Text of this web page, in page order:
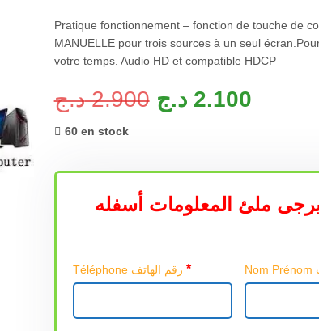
Pratique fonctionnement – fonction de touche de
MANUELLE pour trois sources à un seul
votre temps. Audio HD et compatible HDCP
2.900 د.ج 2.100 د.ج
60 en stock
ملئ المعلومات أسفله
*